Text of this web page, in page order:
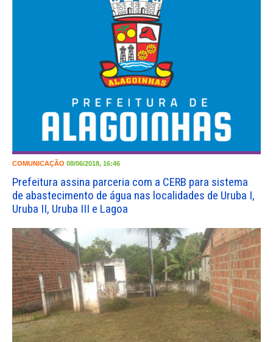
COMUNICAÇÃO 08/06/2018, 16:46
Prefeitura assina parceria com a CERB para sistema
de abastecimento de água nas localidades de Uruba I,
Uruba II, Uruba III e Lagoa